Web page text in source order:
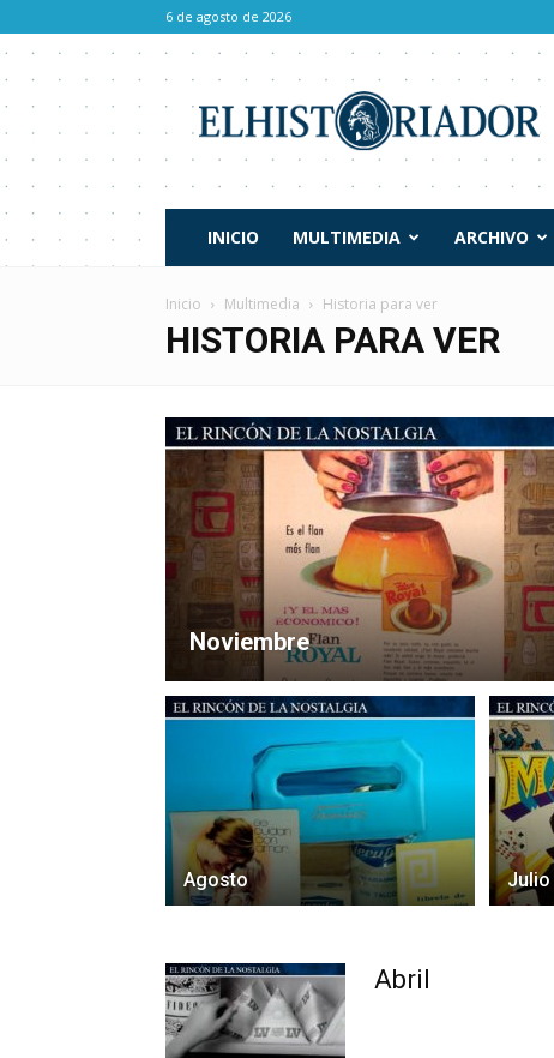
6 de agosto de 2026
Historiador
INICIO MULTIMEDIA ARCHIVO
Inicio Multimedia Historia para ver
HISTORIA PARA VER
Noviembre
Agosto Julio
Abril